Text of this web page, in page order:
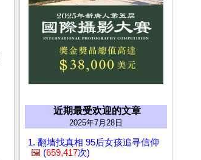
近期最受欢迎的文章
2025年7月28日
1. 翻墙找真相 95后女孩追寻信仰
🖼️ (659,417次)